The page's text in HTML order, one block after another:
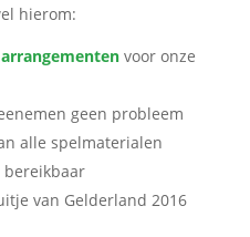
hierom:
arrangementen voor onze
geen probleem
alle spelmaterialen
bereikbaar
van Gelderland 2016